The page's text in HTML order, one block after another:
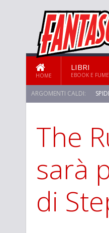
HOME
LIBRI
EBOOK E
ARGOMENTI CALDI:
STAR TREK: STRANGE NEW
The
sarà
di